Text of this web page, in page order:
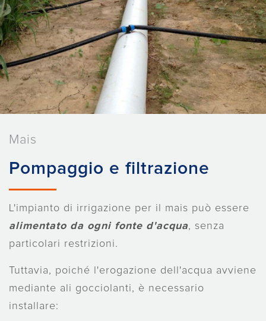
Mais
Pompaggio e filtrazione
L'impianto di irrigazione per il mais può essere
alimentato da ogni fonte d'acqua, senza
particolari restrizioni.
Tuttavia, poiché l'erogazione dell'acqua avviene
mediante ali gocciolanti, è necessario
installare: